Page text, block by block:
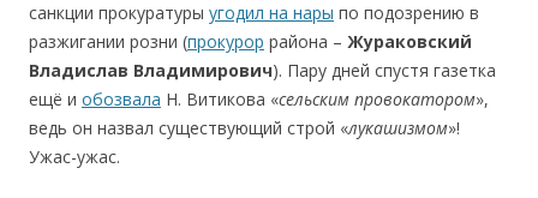
санкции прокуратуры угодил на нары по подозрению в
разжигании розни (прокурор района – Жураковский
Владислав Владимирович). Пару дней спустя газетка
ещё и обозвала Н. Витикова «сельским провокатором»,
ведь он назвал существующий строй «лукашизмом»!
Ужас-ужас.